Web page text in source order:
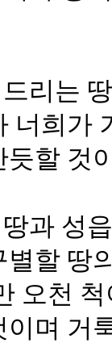
리는
너희가
듯할 것
과 성
할 땅
오천
며 거